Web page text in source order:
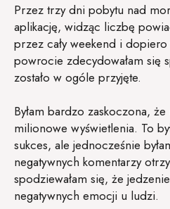
Przez trzy dni pobytu nad
aplikację, widząc liczbę
przez cały weekend i
powrocie zdecydowałam się
zostało w ogóle przyjęte.
Byłam bardzo zaskoczona,
milionowe wyświetlenia. To
sukces, ale jednocześnie
negatywnych komentarzy
spodziewałam się, że
negatywnych emocji u ludzi.